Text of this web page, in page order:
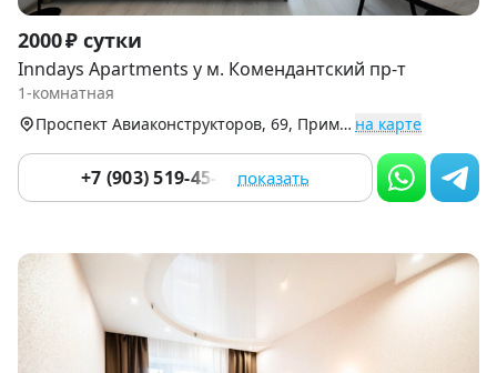
Item
1
of
2000 ₽ сутки
Inndays Apartments у м. Комендантский пр-т
1-комнатная
Проспект Авиаконструкторов, 69, Приморский р-н на карте
+7 (903) 519-45-45 показать